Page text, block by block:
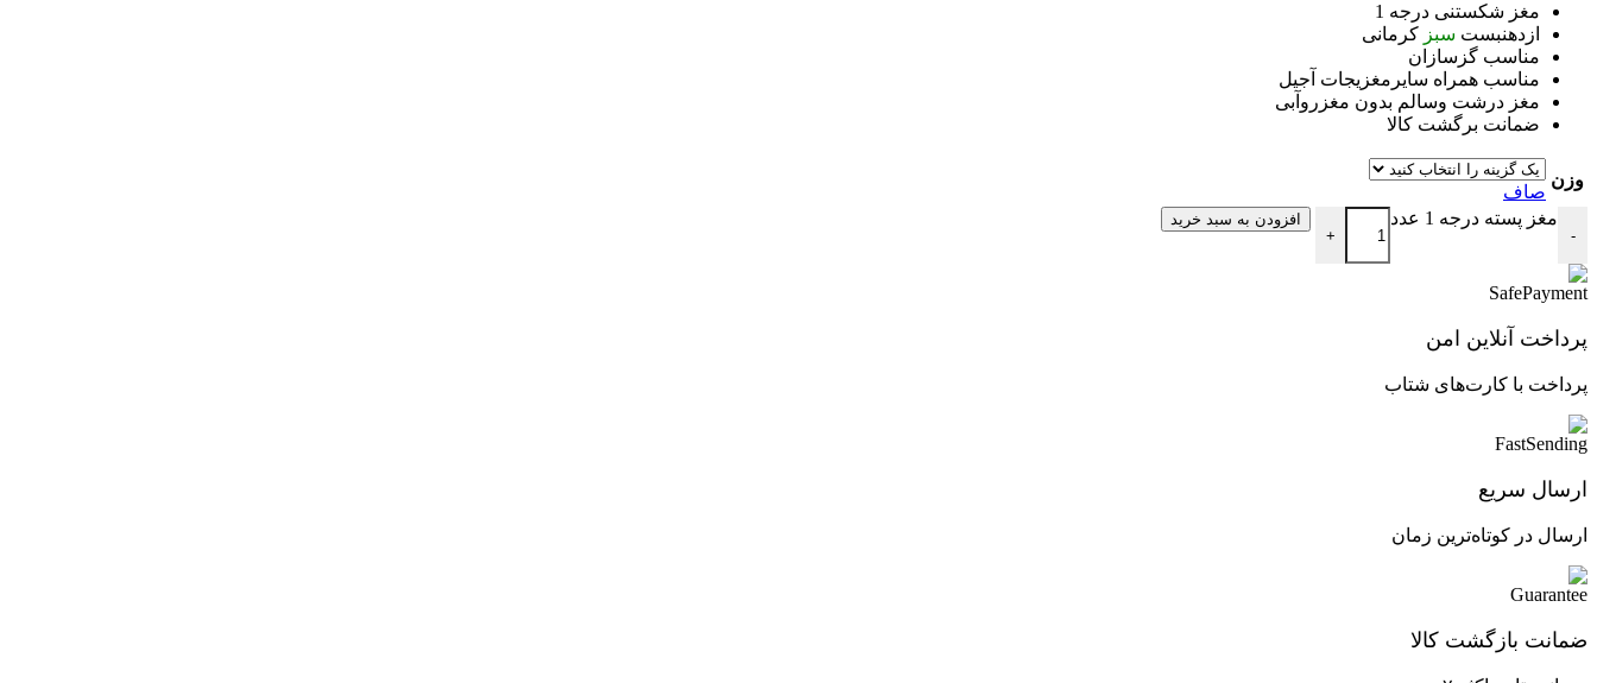
مغز شکستنی درجه 1
ازدهنبست سبز کرمانی
مناسب گزسازان
مناسب همراه سایرمغزیجات آجیل
مغز درشت وسالم بدون مغزروآبی
ضمانت برگشت کالا
وزن
صاف
-
مغز پسته درجه 1 عدد
+
افزودن به سبد خرید
پرداخت آنلاین امن
پرداخت با کارت‌های شتاب
ارسال سریع
ارسال در کوتاه‌ترین زمان
ضمانت بازگشت کالا